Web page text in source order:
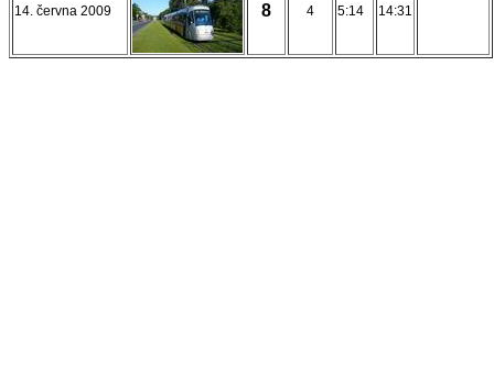
14. června 2009 8 4 5:14 14:31